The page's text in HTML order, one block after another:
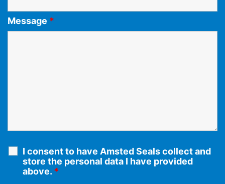
Message *
I consent to have Amsted Seals collect and
store the personal data I have provided
above. *